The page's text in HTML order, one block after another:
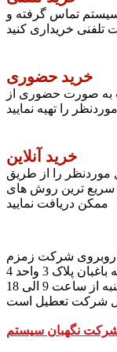
سیستم تماس گرفته و
خریداری کنید
خرید حضوری
به صورت حضوری از
را تهیه نمایید
خرید آنلاین
موردنظر را از طریق
سریع ترین روش های
ممکن دریافت نمایید
روبروی شرکت زمزم
پلاک 3 واحد 4
نگهبان سیستم